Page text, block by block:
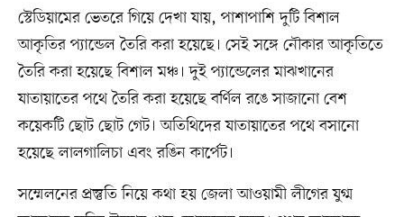
স্টেডিয়ামের ভেতরে গিয়ে দেখা যায়, পাশাপাশি দুটি বিশাল
আকৃতির প্যান্ডেল তৈরি করা হয়েছে। সেই সঙ্গে নৌকার আকৃতিতে
তৈরি করা হয়েছে বিশাল মঞ্চ। দুই প্যান্ডেলের মাঝখানের
যাতায়াতের পথে তৈরি করা হয়েছে বর্ণিল রঙে সাজানো বেশ
কয়েকটি ছোট ছোট গেট। অতিথিদের যাতায়াতের পথে বসানো
হয়েছে লালগালিচা এবং রঙিন কার্পেট।
সম্মেলনের প্রস্তুতি নিয়ে কথা হয় জেলা আওয়ামী লীগের যুগ্ম